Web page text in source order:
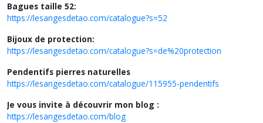
Bagues taille 52:
https://lesangesdetao.com/catalogue?s=52
Bijoux de protection:
https://lesangesdetao.com/catalogue?s=de%20protection
Pendentifs pierres naturelles
https://lesangesdetao.com/catalogue/115955-pendentifs
Je vous invite à découvrir mon blog :
https://lesangesdetao.com/blog